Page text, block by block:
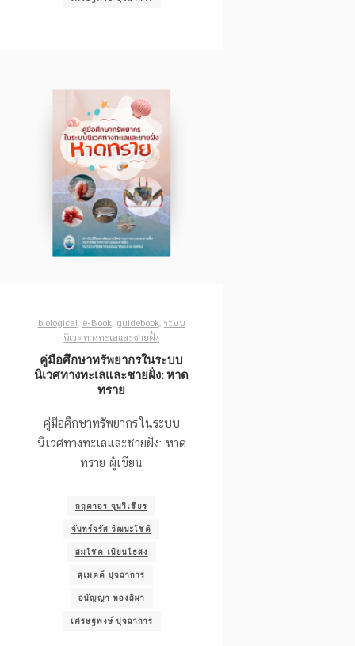
biological, e-Book, guidebook, ระบบ
นิเวศทางทะเลและชายฝั่ง
คู่มือศึกษาทรัพยากรในระบบ
นิเวศทางทะเลและชายฝั่ง: หาด
ทราย
คู่มือศึกษาทรัพยากรในระบบ
นิเวศทางทะเลและชายฝั่ง: หาด
ทราย ผู้เขียน
กฤดาอร จุนวิเชียร
จันทร์จรัส วัฒนะโชติ
สมโชค เนียนไธสง
สุเมตต์ ปุจฉาการ
อนัญญา ทองสิมา
เศรษฐพงษ์ ปุจฉาการ